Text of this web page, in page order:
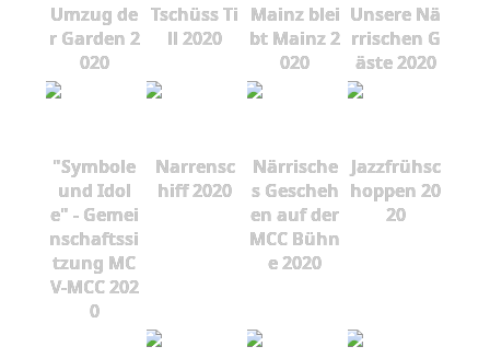
Umzug de
r Garden 2
020
Tschüss Ti
ll 2020
Mainz blei
bt Mainz 2
020
Unsere Nä
rrischen G
äste 2020
"Symbole
und Idol
e" - Gemei
nschaftssi
tzung MC
V-MCC 202
0
Narrensc
hiff 2020
Närrische
s Gescheh
en auf der
MCC Bühn
e 2020
Jazzfrühsc
hoppen 20
20